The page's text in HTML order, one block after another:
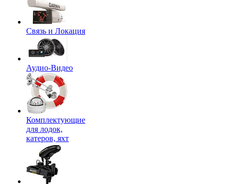
Связь и Локация
Аудио-Видео
Комплектующие
для лодок,
катеров, яхт